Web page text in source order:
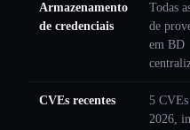
Armazenamento
de credenciais
Todas
de
em BD
CVEs recentes
5
2026,